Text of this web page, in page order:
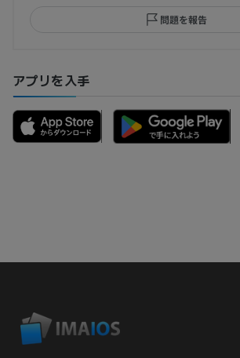
問題を報告
アプリを入手